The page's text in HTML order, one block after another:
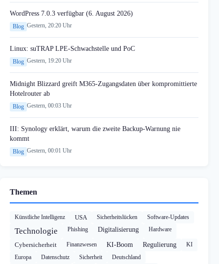
WordPress 7.0.3 verfügbar (6. August 2026)
Blog Gestern, 20:20 Uhr
Linux: suTRAP LPE-Schwachstelle und PoC
Blog Gestern, 19:20 Uhr
Midnight Blizzard greift M365-Zugangsdaten über kompromittierte
Hotelrouter ab
Blog Gestern, 00:03 Uhr
III: Synology erklärt, warum die zweite Backup-Warnung nie
kommt
Blog Gestern, 00:01 Uhr
Themen
Künstliche Intelligenz USA Sicherheitslücken Software-Updates
Technologie Phishing Digitalisierung Hardware
Cybersicherheit Finanzwesen KI-Boom Regulierung
KI
Europa
Datenschutz Sicherheit
Deutschland